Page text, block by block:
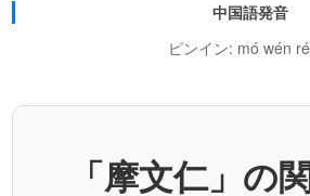
中国語発音
ピンイン: mó wén
「摩文仁」の